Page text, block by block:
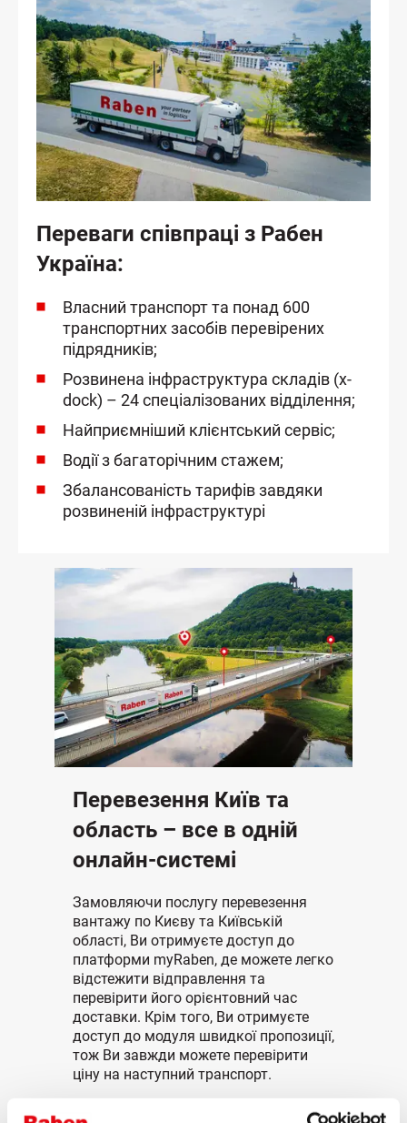
Переваги співпраці з Рабен
Україна:
Власний транспорт та понад 600
транспортних засобів перевірених
підрядників;
Розвинена інфраструктура складів (x-
dock) – 24 спеціалізованих відділення;
Найприємніший клієнтський сервіс;
Водії з багаторічним стажем;
Збалансованість тарифів завдяки
розвиненій інфраструктурі
Перевезення Київ та
область – все в одній
онлайн-системі
Замовляючи послугу перевезення
вантажу по Києву та Київській
області, Ви отримуєте доступ до
платформи myRaben, де можете легко
відстежити відправлення та
перевірити його орієнтовний час
доставки. Крім того, Ви отримуєте
доступ до модуля швидкої пропозиції,
тож Ви завжди можете перевірити
ціну на наступний транспорт.
Наші клієнти отримують доступ не